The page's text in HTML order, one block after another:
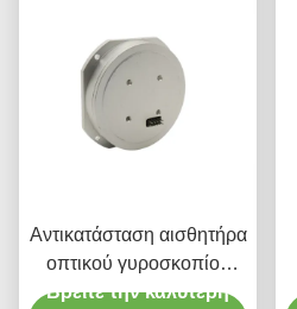
Αντικατάσταση αισθητήρα
οπτικού γυροσκοπίου
ινών με ενσωματωμένα
Βρείτε την καλύτερη